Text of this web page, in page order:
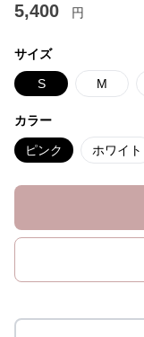
5,400 円
サイズ
S M
カラー
ピンク ホワイト